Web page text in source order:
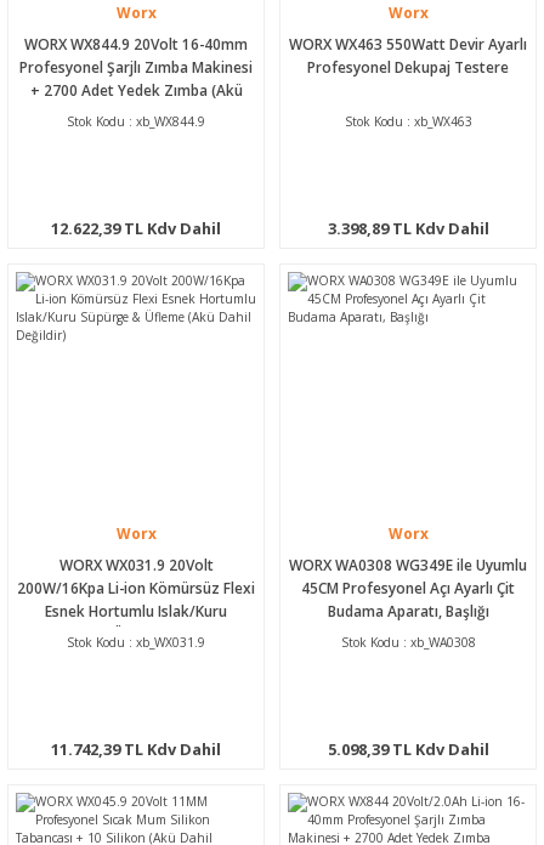
Worx
WORX WX844.9 20Volt 16-40mm
Profesyonel Şarjlı Zımba Makinesi
+ 2700 Adet Yedek Zımba (Akü
Dahil Değildir)
Stok Kodu : xb_WX844.9
12.622,39 TL Kdv Dahil
Worx
WORX WX463 550Watt Devir Ayarlı
Profesyonel Dekupaj Testere
Stok Kodu : xb_WX463
3.398,89 TL Kdv Dahil
Worx
WORX WX031.9 20Volt
200W/16Kpa Li-ion Kömürsüz Flexi
Esnek Hortumlu Islak/Kuru
Süpürge & Üfleme (Akü Dahil
Stok Kodu : xb_WX031.9
11.742,39 TL Kdv Dahil
Worx
WORX WA0308 WG349E ile Uyumlu
45CM Profesyonel Açı Ayarlı Çit
Budama Aparatı, Başlığı
Stok Kodu : xb_WA0308
5.098,39 TL Kdv Dahil